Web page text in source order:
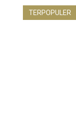
TERPOPULER